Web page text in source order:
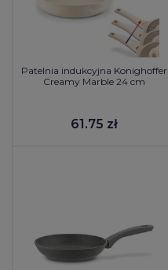
Patelnia indukcyjna Konighoffer
Creamy Marble 24 cm
61.75 zł